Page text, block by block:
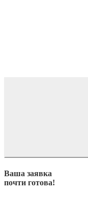
Ваша заявка
почти готова!